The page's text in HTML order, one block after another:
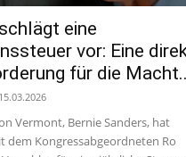
eine
vor: Eine
für die
15.03.2026
Vermont, Bernie Sanders, hat
dem Kongressabgeordneten Ro